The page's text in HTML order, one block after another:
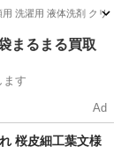
のように大量の
ば経費節減にな
洗濯用 液体洗剤 クリ
まるまる買取
ます
Ad
桜皮細工葉文様